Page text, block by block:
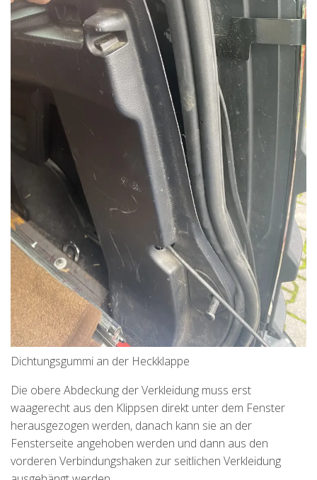
Dichtungsgummi an der Heckklappe
Die obere Abdeckung der Verkleidung muss erst
waagerecht aus den Klippsen direkt unter dem Fenster
herausgezogen werden, danach kann sie an der
Fensterseite angehoben werden und dann aus den
vorderen Verbindungshaken zur seitlichen Verkleidung